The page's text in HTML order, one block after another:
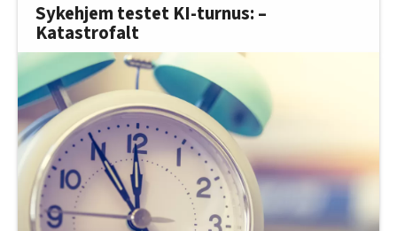
Sykehjem testet KI-turnus: –
Katastrofalt